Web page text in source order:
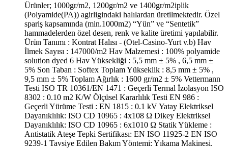
Ürünler; 1000gr/m2, 1200gr/m2 ve 1400gr/m2iplik
(Polyamide(PA)) agirligindaki halılardan üretilmektedir. Özel
spariş kapsamında (min.1000m2) “Yün” ve “Sentetik”
hammadelerden özel desen, renk ve kalite üretimi yapılabilir.
Ürün Tanımı : Kontrat Halısı - (Otel-Casino-Yurt v.b) Hav
İlmek Sayısı : 147000/m2 Hav Malzemesi : 100% polyamide
solution dyed 6 Hav Yüksekliği : 5,5 mm ± 5% , 6,5 mm ±
5% Son Taban : Softex Toplam Yükseklik : 8,5 mm ± 5% ,
9,5 mm ± 5% Toplam Ağırlık : 1600 gr/m2 ± 5% Vettermann
Testi ISO TR 10361/EN 1471 : Geçerli Termal İzolasyon ISO
8302 : 0.10 m2 K/W Ölçüsel Kararlılık Testi EN 986 :
Geçerli Yürüme Testi : EN 1815 : 0.1 kV Yatay Elektriksel
Dayanıklılık: ISO CD 10965 : 4x108 Ω Dikey Elektriksel
Dayanıklılık: ISO CD 10965 : 6x1010 Ω Statik Yükleme :
Antistatik Ateşe Tepki Sertifikası: EN ISO 11925-2 EN ISO
9239-1 Tavsiye Edilen Bakım Yöntemi: Yıkama Makinesi.